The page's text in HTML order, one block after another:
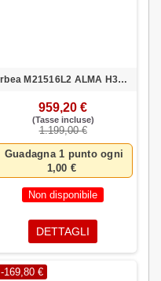
Orbea M21516L2 ALMA H30 S BLA-ROJ
959,20 €
(Tasse incluse)
1.199,00 €
Guadagna 1 punto ogni
1,00 €
Non disponibile
DETTAGLI
-169,80 €